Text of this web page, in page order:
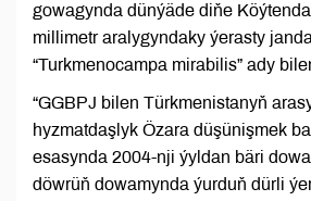
gowagynda dünýäde diňe
millimetr aralygyndaky ýerasty
“Turkmenocampa mirabilis” ady
“GGBPJ bilen Türkmenistanyň
hyzmatdaşlyk Özara düşünişmek
esasynda 2004-nji ýyldan bäri
döwrüň dowamynda ýurduň dürli